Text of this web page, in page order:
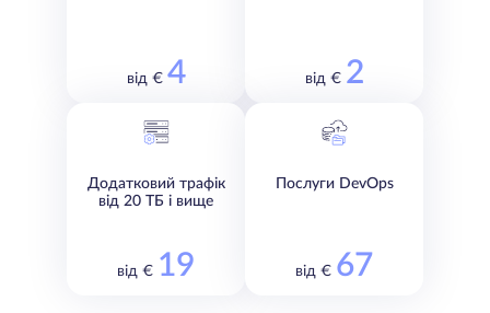
від € 4 від € 2
Додатковий трафік
від 20 ТБ і вище
від € 19
Послуги DevOps
від € 67